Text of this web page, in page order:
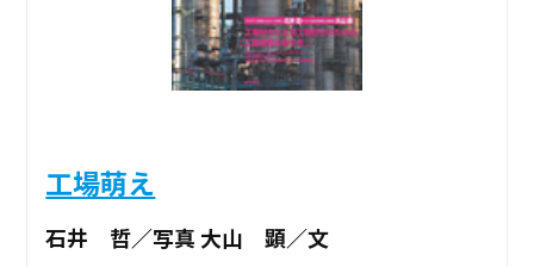
工場萌え
石井 哲／写真 大山 顕／文